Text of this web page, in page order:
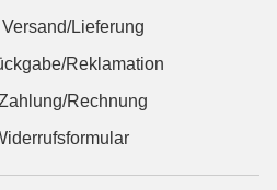
Lieferung
Reklamation
Rechnung